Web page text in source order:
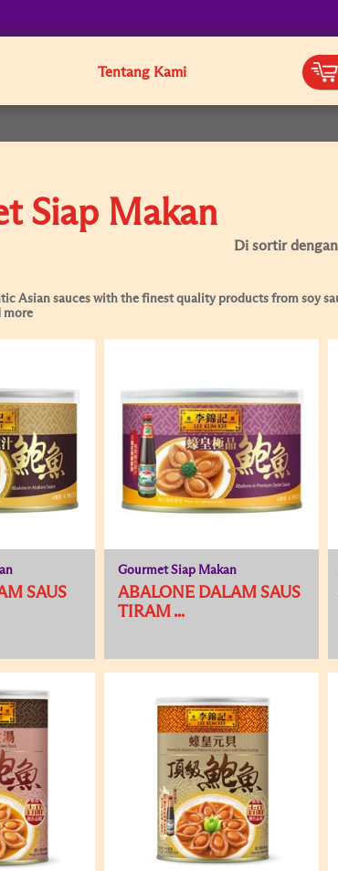
Tentang Kami
Siap Makan
Di sortir dengan
Asian sauces with the finest quality products from soy
more
SAUS
Gourmet Siap Makan
ABALONE DALAM SAUS
TIRAM ...